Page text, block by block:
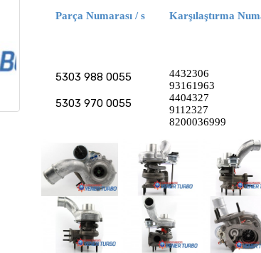
Parça Numarası / s
5303 988 0055
5303 970 0055
Karşılaştırma
4432306
93161963
4404327
9112327
8200036999